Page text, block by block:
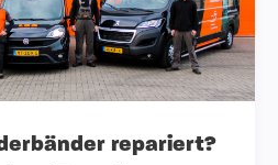
repariert?